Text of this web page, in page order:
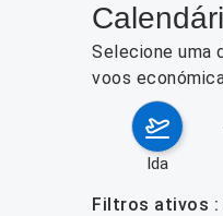
Selecione uma
voos
ida
Filtros ativos